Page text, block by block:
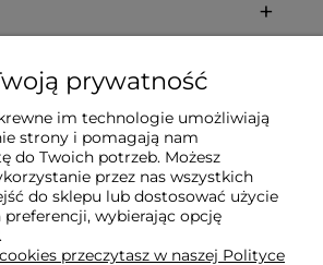
prywatność
im technologie umożliwiają
strony i pomagają nam
do Twoich potrzeb. Możesz
przez nas wszystkich
do sklepu lub dostosować użycie
wybierając opcję
przeczytasz w naszej Polityce